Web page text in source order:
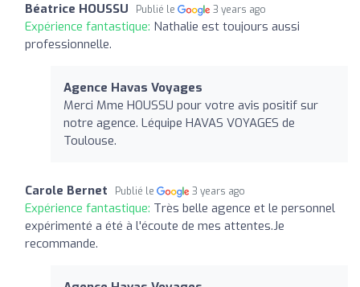
Béatrice HOUSSU Publié le 3 years ago
Expérience fantastique: Nathalie est toujours aussi
professionnelle.
Agence Havas Voyages
Merci Mme HOUSSU pour votre avis positif sur
notre agence. Léquipe HAVAS VOYAGES de
Toulouse.
Carole Bernet Publié le 3 years ago
Expérience fantastique: Très belle agence et le personnel
expérimenté a été à l'écoute de mes attentes.Je
recommande.